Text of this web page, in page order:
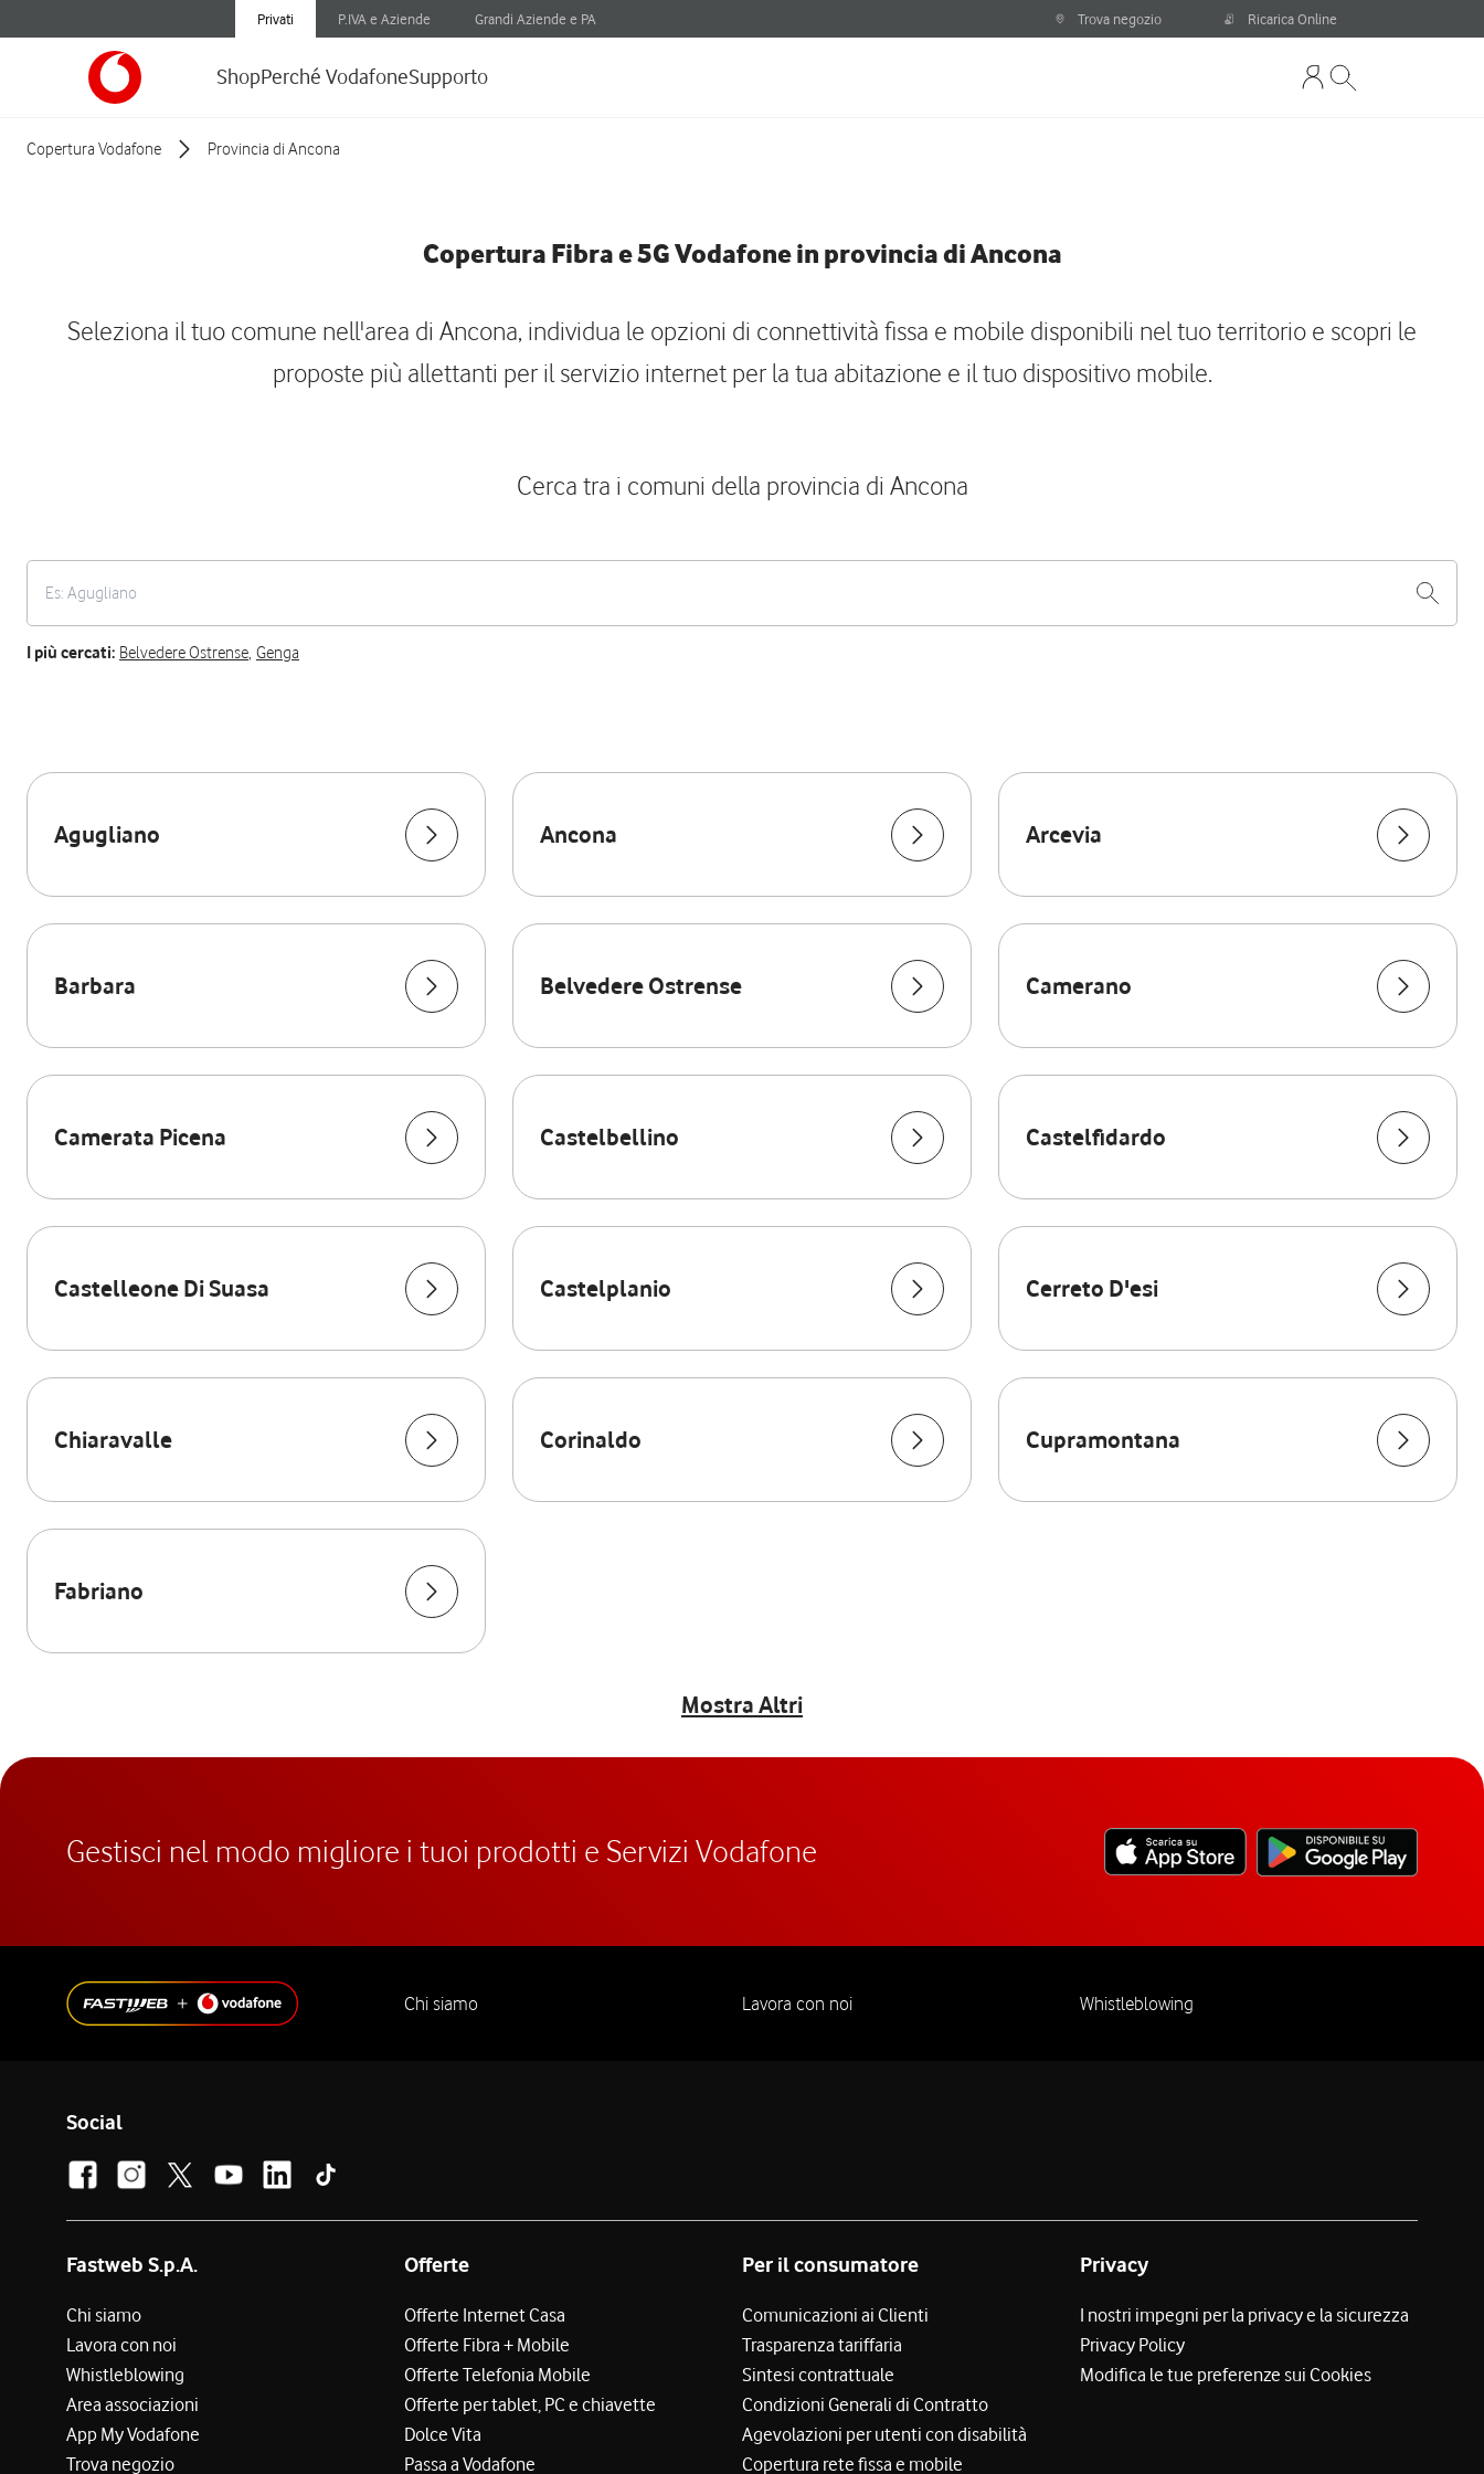
Privati P.IVA e Aziende Grandi Aziende e PA Trova negozio Ricarica Online
ShopPerché VodafoneSupporto
Copertura Vodafone Provincia di Ancona
Copertura Fibra e 5G Vodafone in provincia di Ancona
Seleziona il tuo comune nell'area di Ancona, individua le opzioni di connettività fissa e mobile disponibili nel tuo territorio e scopri le
proposte più allettanti per il servizio internet per la tua abitazione e il tuo dispositivo mobile.
Cerca tra i comuni della provincia di Ancona
I più cercati: Belvedere Ostrense, Genga
Agugliano Ancona Arcevia
Barbara Belvedere Ostrense Camerano
Camerata Picena Castelbellino Castelfidardo
Castelleone Di Suasa Castelplanio Cerreto D'esi
Chiaravalle Corinaldo Cupramontana
Fabriano
Mostra Altri
Gestisci nel modo migliore i tuoi prodotti e Servizi Vodafone
Chi siamo Lavora con noi Whistleblowing
Social
Fastweb S.p.A.
Chi siamo
Lavora con noi
Whistleblowing
Area associazioni
App My Vodafone
Trova negozio
Offerte
Offerte Internet Casa
Offerte Fibra + Mobile
Offerte Telefonia Mobile
Offerte per tablet, PC e chiavette
Dolce Vita
Passa a Vodafone
Per il consumatore
Comunicazioni ai Clienti
Trasparenza tariffaria
Sintesi contrattuale
Condizioni Generali di Contratto
Agevolazioni per utenti con disabilità
Copertura rete fissa e mobile
Privacy
I nostri impegni per la privacy e la sicurezza
Privacy Policy
Modifica le tue preferenze sui Cookies